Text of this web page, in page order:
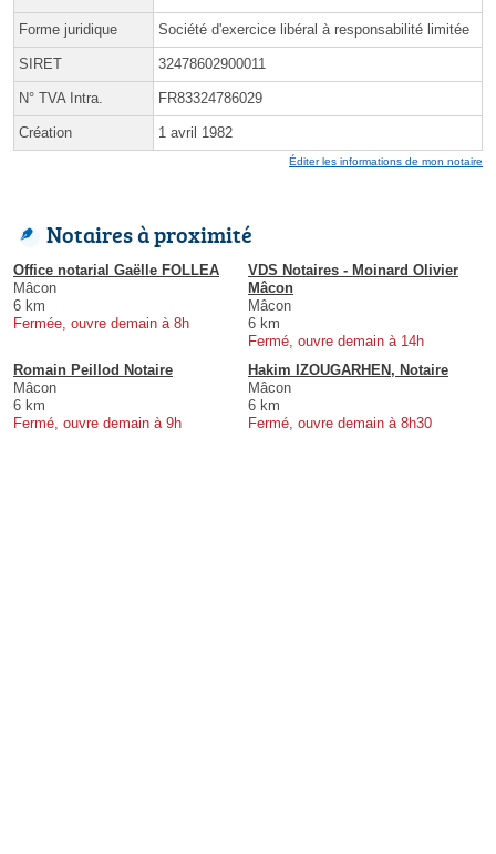
Forme juridique Société d'exercice libéral à responsabilité limitée
SIRET 32478602900011
N° TVA Intra. FR83324786029
Création 1 avril 1982
Éditer les informations de mon notaire
Notaires à proximité
Office notarial Gaëlle FOLLEA
Mâcon
6 km
Fermée, ouvre demain à 8h
VDS Notaires - Moinard Olivier
Mâcon
Mâcon
6 km
Fermé, ouvre demain à 14h
Romain Peillod Notaire
Mâcon
6 km
Fermé, ouvre demain à 9h
Hakim IZOUGARHEN, Notaire
Mâcon
6 km
Fermé, ouvre demain à 8h30